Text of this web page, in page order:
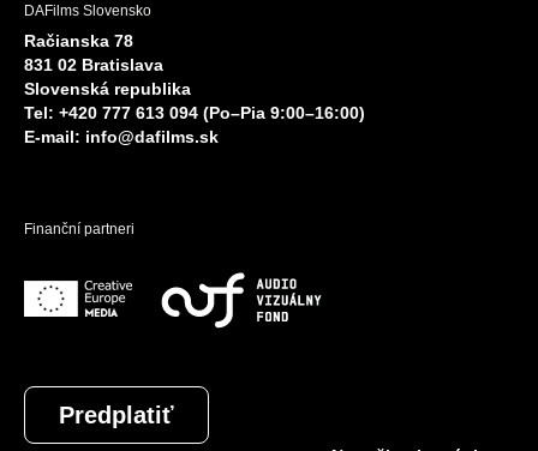
DAFilms Slovensko
Račianska 78
831 02 Bratislava
Slovenská republika
Tel: +420 777 613 094 (Po–Pia 9:00–16:00)
E-mail: info@dafilms.sk
Finanční partneri
Predplatiť